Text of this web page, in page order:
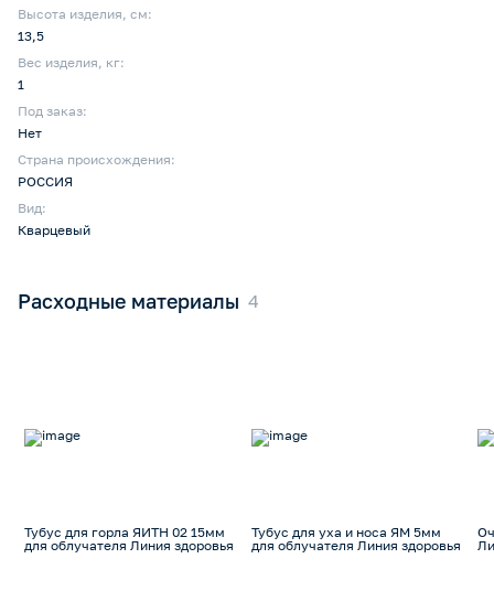
Высота изделия, см:
13,5
Вес изделия, кг:
1
Под заказ:
Нет
Страна происхождения:
РОССИЯ
Вид:
Кварцевый
Расходные материалы
Тубус для горла ЯИТН 02 15мм
для облучателя Линия здоровья
Тубус для уха и носа ЯМ 5мм
для облучателя Линия здоровья